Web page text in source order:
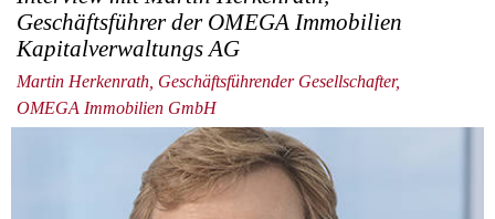
Geschäftsführer der OMEGA Immobilien
Kapitalverwaltungs AG
Martin Herkenrath, Geschäftsführender Gesellschafter,
OMEGA Immobilien GmbH